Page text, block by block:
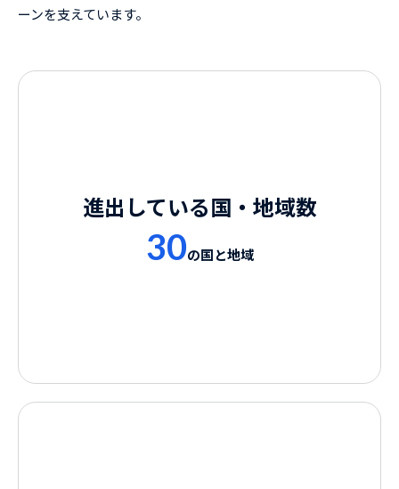
ーンを支えています。
進出している国・地域数
30の国と地域